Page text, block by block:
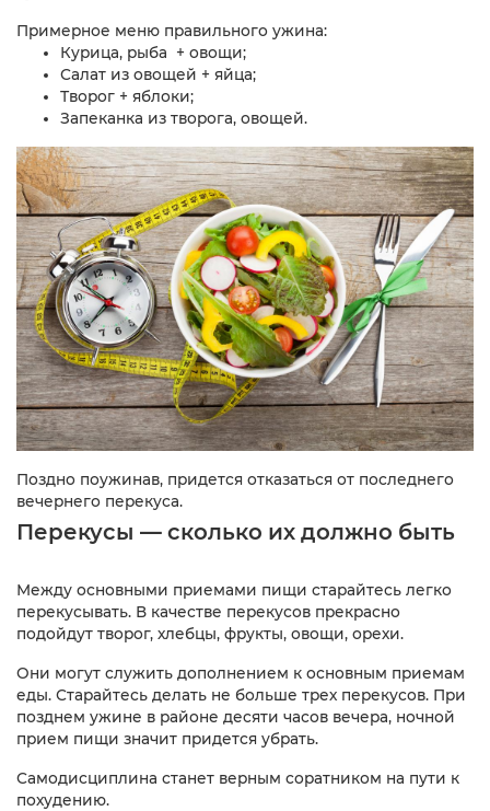
Примерное меню правильного ужина:
Курица, рыба + овощи;
Салат из овощей + яйца;
Творог + яблоки;
Запеканка из творога, овощей.
Поздно поужинав, придется отказаться от последнего
вечернего перекуса.
Перекусы — сколько их должно быть
Между основными приемами пищи старайтесь легко
перекусывать. В качестве перекусов прекрасно
подойдут творог, хлебцы, фрукты, овощи, орехи.
Они могут служить дополнением к основным приемам
еды. Старайтесь делать не больше трех перекусов. При
позднем ужине в районе десяти часов вечера, ночной
прием пищи значит придется убрать.
Самодисциплина станет верным соратником на пути к
похудению.